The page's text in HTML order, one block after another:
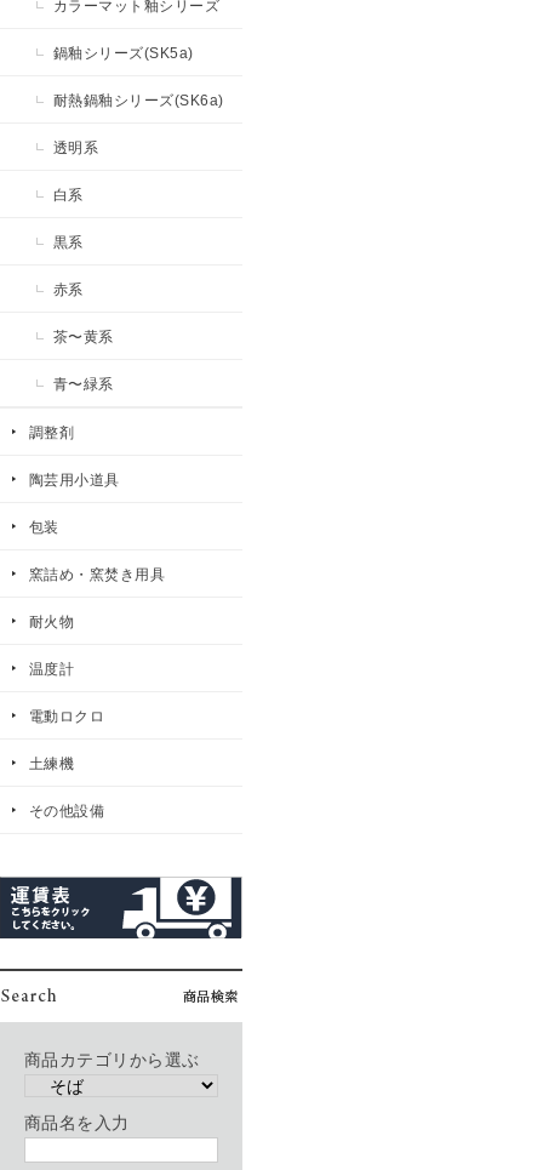
カラーマット釉シリーズ
鍋釉シリーズ(SK5a)
耐熱鍋釉シリーズ(SK6a)
透明系
白系
黒系
赤系
茶〜黄系
青〜緑系
調整剤
陶芸用小道具
包装
窯詰め・窯焚き用具
耐火物
温度計
電動ロクロ
土練機
その他設備
商品カテゴリから選ぶ
商品名を入力